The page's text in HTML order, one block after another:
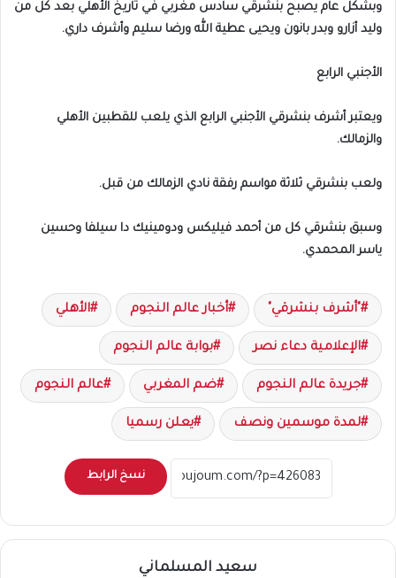
وبشكل عام يصبح بنشرقي سادس مغربي في تاريخ الأهلي بعد كل من
وليد أزارو وبدر بانون ويحيى عطية الله ورضا سليم وأشرف داري.
الأجنبي الرابع
ويعتبر أشرف بنشرقي الأجنبي الرابع الذي يلعب للقطبين الأهلي
والزمالك.
ولعب بنشرقي ثلاثة مواسم رفقة نادي الزمالك من قبل.
وسبق بنشرقي كل من أحمد فيليكس ودومينيك دا سيلفا وحسين
ياسر المحمدي.
"أشرف بنشرقي" أخبار عالم النجوم الأهلي
الإعلامية دعاء نصر بوابة عالم النجوم
جريدة عالم النجوم ضم المغربي عالم النجوم
لمدة موسمين ونصف يعلن رسميا
نسخ الرابط
سعيد المسلماني